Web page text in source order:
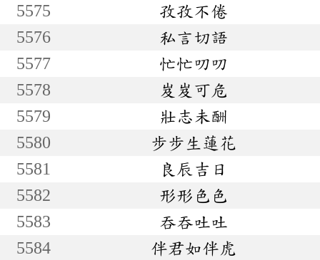
5575
孜孜不倦
5576
私言切語
5577
忙忙叨叨
5578
岌岌可危
5579
壯志未酬
5580
步步生蓮花
5581
良辰吉日
5582
形形色色
5583
吞吞吐吐
5584
伴君如伴虎